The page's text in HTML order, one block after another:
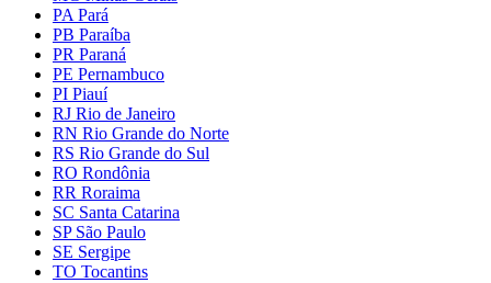
PA Pará
PB Paraíba
PR Paraná
PE Pernambuco
PI Piauí
RJ Rio de Janeiro
RN Rio Grande do Norte
RS Rio Grande do Sul
RO Rondônia
RR Roraima
SC Santa Catarina
SP São Paulo
SE Sergipe
TO Tocantins